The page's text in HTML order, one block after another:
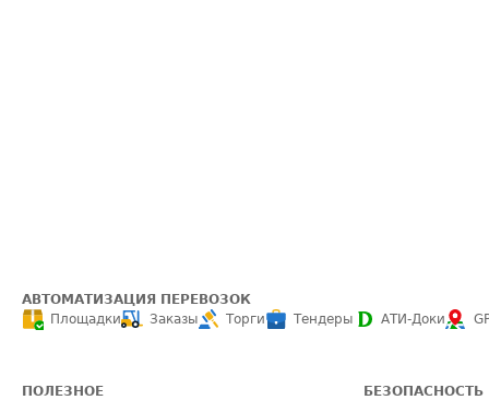
АВТОМАТИЗАЦИЯ ПЕРЕВОЗОК
Площадки
Заказы Торги Тендеры АТИ-Доки
ПОЛЕЗНОЕ БЕЗОПАСНОСТЬ